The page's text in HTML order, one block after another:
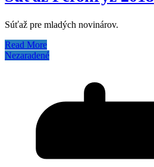
Súťaž pre mladých novinárov.
Read More
Nezaradené